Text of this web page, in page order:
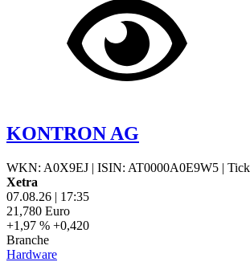
KONTRON AG
WKN: A0X9EJ | ISIN: AT0000A0E9W5 |
Xetra
07.08.26 | 17:35
21,780 Euro
+1,97 % +0,420
Branche
Hardware